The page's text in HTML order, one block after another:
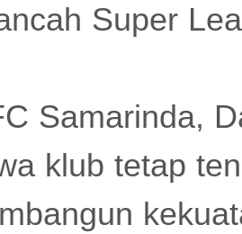
Super
Samarinda,
klub tetap